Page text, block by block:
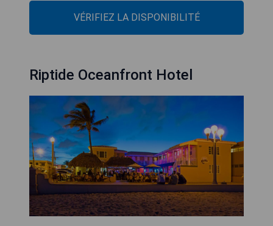
VÉRIFIEZ LA DISPONIBILITÉ
Riptide Oceanfront Hotel